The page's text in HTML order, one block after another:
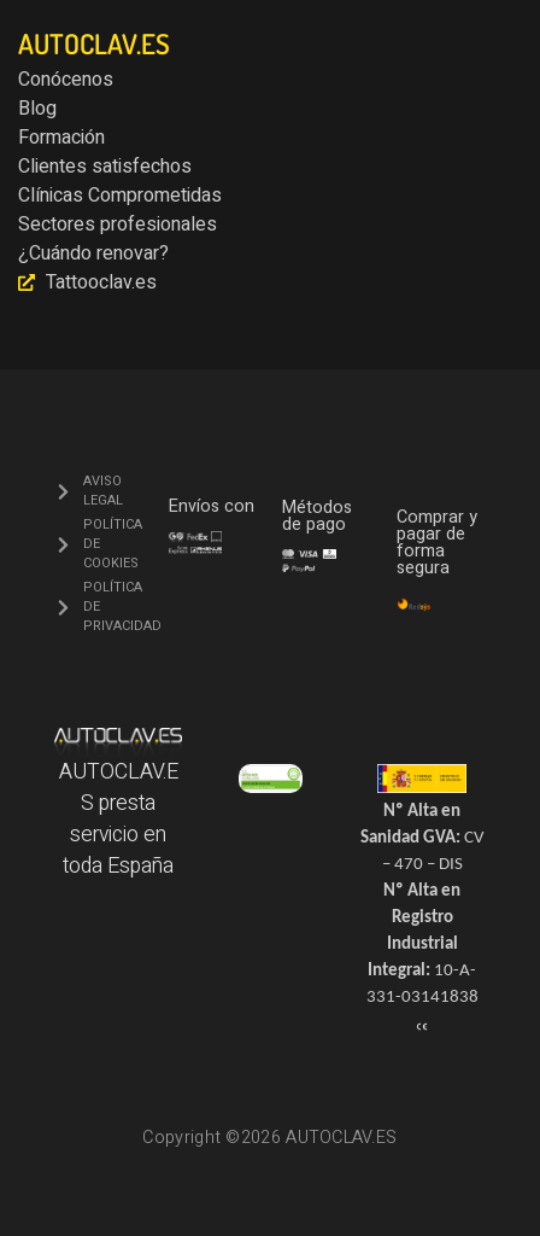
AUTOCLAV.ES
Conócenos
Blog
Formación
Clientes satisfechos
Clínicas Comprometidas
Sectores profesionales
¿Cuándo renovar?
Tattooclav.es
AVISO
LEGAL
POLÍTICA
DE
COOKIES
POLÍTICA
DE
PRIVACIDAD
Envíos con Métodos
de pago Comprar y
pagar de
forma
segura
AUTOCLAV.E
S presta
servicio en
toda España
Nº Alta en
Sanidad GVA: CV
– 470 – DIS
Nº Alta en
Registro
Industrial
Integral: 10-A-
331-03141838
Copyright ©2026 AUTOCLAV.ES